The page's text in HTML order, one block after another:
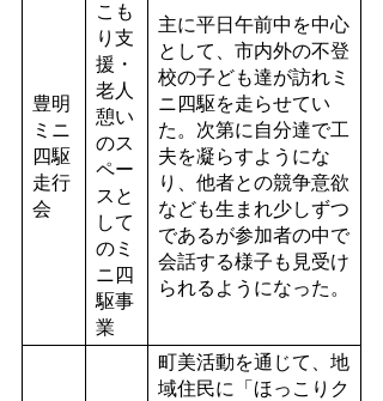
豊明
ミニ
四駆
走行
会
こも
り支
援・
老人
憩い
のス
ペー
スと
して
のミ
ニ四
駆事
業
主に平日午前中を中心
として、市内外の不登
校の子ども達が訪れミ
ニ四駆を走らせてい
た。次第に自分達で工
夫を凝らすようにな
り、他者との競争意欲
なども生まれ少しずつ
であるが参加者の中で
会話する様子も見受け
られるようになった。
町美活動を通じて、地
域住民に「ほっこりク